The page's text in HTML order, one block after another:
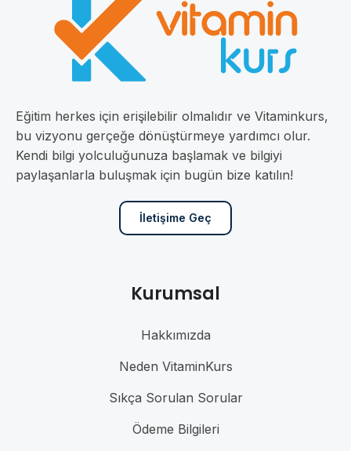
Eğitim herkes için erişilebilir olmalıdır ve Vitaminkurs,
bu vizyonu gerçeğe dönüştürmeye yardımcı olur.
Kendi bilgi yolculuğunuza başlamak ve bilgiyi
paylaşanlarla buluşmak için bugün bize katılın!
İletişime Geç
Kurumsal
Hakkımızda
Neden VitaminKurs
Sıkça Sorulan Sorular
Ödeme Bilgileri